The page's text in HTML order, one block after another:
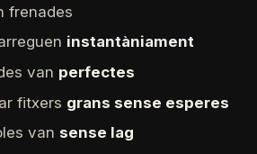
frenades
instantàniament
van perfectes
fitxers grans sense esperes
van sense lag